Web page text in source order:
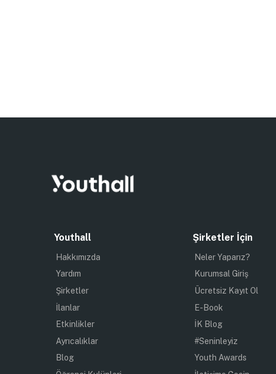
Youthall
Hakkımızda
Yardım
Şirketler
İlanlar
Etkinlikler
Ayrıcalıklar
Blog
Şirketler İçin
Neler Yaparız?
Kurumsal Giriş
Ücretsiz Kayıt Ol
E-Book
İK Blog
#Seninleyiz
Youth Awards